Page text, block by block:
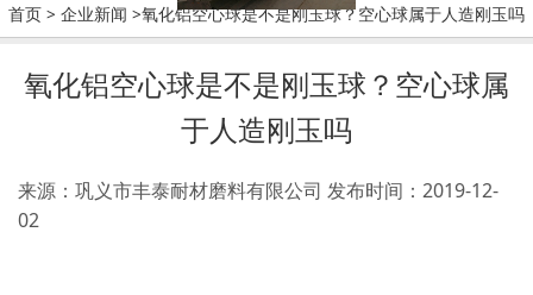
首页> 企业新闻 >氧化铝空心球是不是刚玉球？空心球属于人造刚玉吗
氧化铝空心球是不是刚玉球？空心球属
于人造刚玉吗
来源：巩义市丰泰耐材磨料有限公司 发布时间：2019-12-
02
15670615091
巩义市丰泰耐材磨料有限公司